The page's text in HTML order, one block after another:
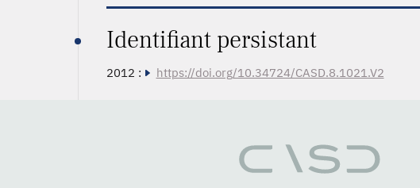
Identifiant persistant
2012 : https://doi.org/10.34724/CASD.8.1021.V2